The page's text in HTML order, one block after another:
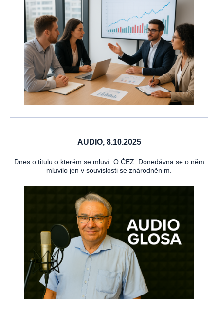
AUDIO, 8.10.2025
Dnes o titulu o kterém se mluví. O ČEZ. Donedávna se o něm
mluvilo jen v souvislosti se znárodněním.